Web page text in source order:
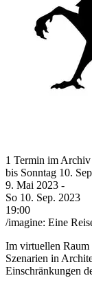
1 Termin im Archiv
bis Sonntag 10.
9. Mai 2023 -
So 10. Sep. 2023
19:00
/imagine: Eine
Im virtuellen
Szenarien in
Einschränkungen